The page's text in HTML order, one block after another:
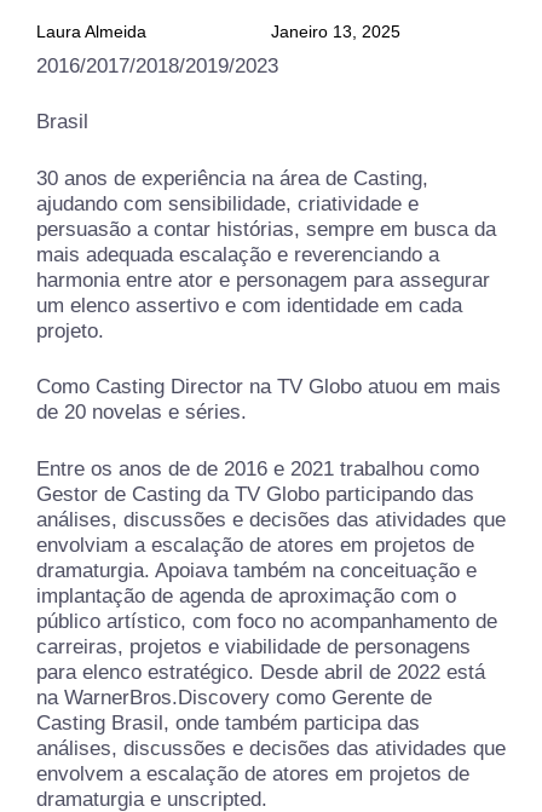
Laura Almeida Janeiro 13, 2025
2016/2017/2018/2019/2023
Brasil
30 anos de experiência na área de Casting,
ajudando com sensibilidade, criatividade e
persuasão a contar histórias, sempre em busca da
mais adequada escalação e reverenciando a
harmonia entre ator e personagem para assegurar
um elenco assertivo e com identidade em cada
projeto.
Como Casting Director na TV Globo atuou em mais
de 20 novelas e séries.
Entre os anos de de 2016 e 2021 trabalhou como
Gestor de Casting da TV Globo participando das
análises, discussões e decisões das atividades que
envolviam a escalação de atores em projetos de
dramaturgia. Apoiava também na conceituação e
implantação de agenda de aproximação com o
público artístico, com foco no acompanhamento de
carreiras, projetos e viabilidade de personagens
para elenco estratégico. Desde abril de 2022 está
na WarnerBros.Discovery como Gerente de
Casting Brasil, onde também participa das
análises, discussões e decisões das atividades que
envolvem a escalação de atores em projetos de
dramaturgia e unscripted.